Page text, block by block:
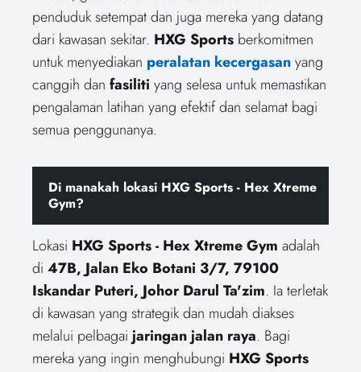
penduduk setempat dan juga mereka yang datang
dari kawasan sekitar. HXG Sports berkomitmen
untuk menyediakan peralatan kecergasanyang
canggih dan fasiliti yang selesa untuk memastikan
pengalaman latihan yang efektif dan selamat bagi
semua penggunanya.
Di manakah lokasi HXG Sports - Hex Xtreme
Gym?
Lokasi HXG Sports - Hex Xtreme Gym adalah
di 47B, Jalan Eko Botani 3/7, 79100
Iskandar Puteri, Johor Darul Ta'zim. Ia terletak
di kawasan yang strategik dan mudah diakses
melalui pelbagai jaringan jalan raya. Bagi
mereka yang ingin menghubungi HXG Sports